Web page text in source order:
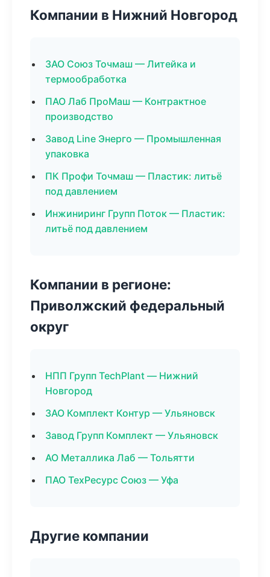
Компании в Нижний Новгород
ЗАО Союз Точмаш — Литейка и
термообработка
ПАО Лаб ПроМаш — Контрактное
производство
Завод Line Энерго — Промышленная
упаковка
ПК Профи Точмаш — Пластик: литьё
под давлением
Инжиниринг Групп Поток — Пластик:
литьё под давлением
Компании в регионе:
Приволжский федеральный
округ
НПП Групп TechPlant — Нижний
Новгород
ЗАО Комплект Контур — Ульяновск
Завод Групп Комплект — Ульяновск
АО Металлика Лаб — Тольятти
ПАО ТехРесурс Союз — Уфа
Другие компании